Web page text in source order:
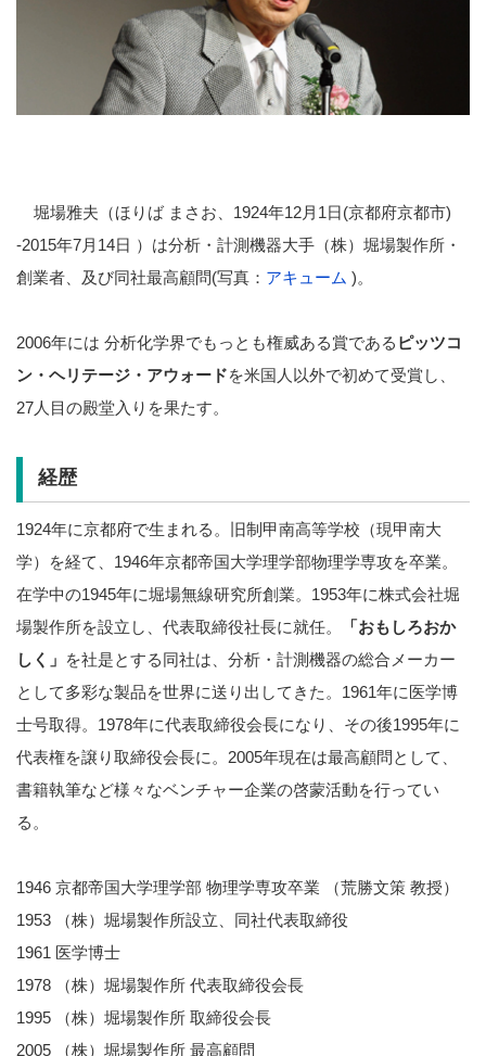
堀場雅夫（ほりば まさお、1924年12月1日(京都府京都市)
-2015年7月14日 ）は分析・計測機器大手（株）堀場製作所・
創業者、及び同社最高顧問(写真： アキューム )。
2006年には 分析化学界でもっとも権威ある賞である ピッツコ
ン・ヘリテージ・アウォードを米国人以外で初めて受賞し、
27人目の殿堂入りを果たす。
経歴
1924年に京都府で生まれる。旧制甲南高等学校（現甲南大
学）を経て、1946年京都帝国大学理学部物理学専攻を卒業。
在学中の1945年に堀場無線研究所創業。1953年に株式会社堀
場製作所を設立し、代表取締役社長に就任。
「おもしろおか
しく」 を社是とする同社は、分析・計測機器の総合メーカー
として多彩な製品を世界に送り出してきた。1961年に医学博
士号取得。1978年に代表取締役会長になり、その後1995年に
代表権を譲り取締役会長に。2005年現在は最高顧問として、
書籍執筆など様々なベンチャー企業の啓蒙活動を行ってい
る。
1946 京都帝国大学理学部 物理学専攻卒業 （荒勝文策 教授）
1953 （株）堀場製作所設立、同社代表取締役
1961 医学博士
1978 （株）堀場製作所 代表取締役会長
1995 （株）堀場製作所 取締役会長
2005 （株）堀場製作所 最高顧問